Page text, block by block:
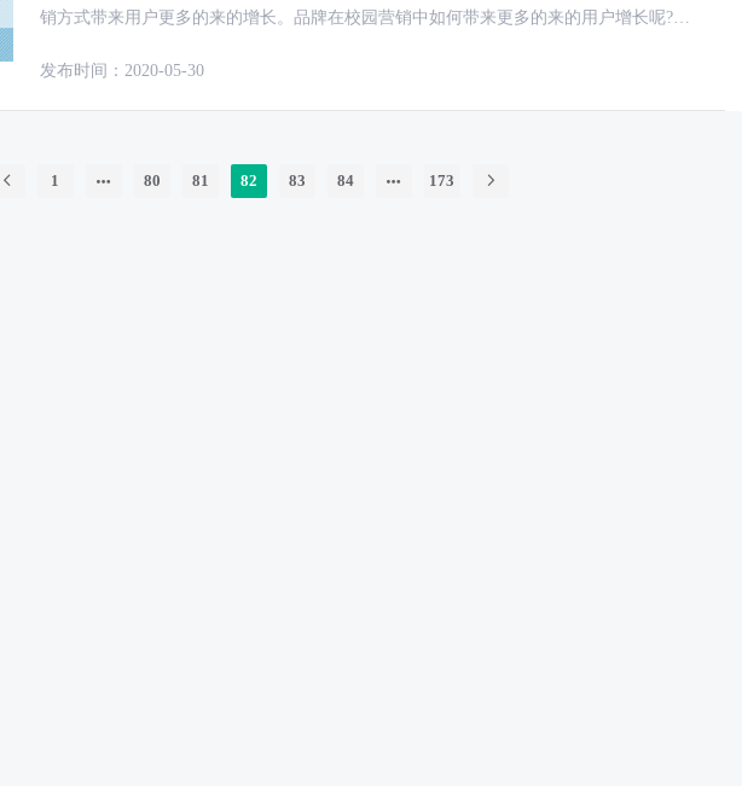
销方式带来用户更多的来的增长。品牌在校园营销中如何带来更多的来的用户增长呢?校
发布时间：2020-05-30
1 80 81 82 83 84 173